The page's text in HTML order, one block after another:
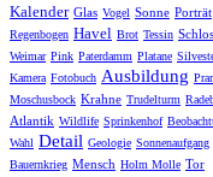
Kalender Glas Vogel Sonne Porträt
Regenbogen Havel Brot Tessin
Weimar Pink Paterdamm Platane
Kamera Fotobuch Ausbildung
Moschusbock Krahne Trudelturm
Atlantik Wildlife Sprinkenhof
Wahl Detail Geologie Sonnenaufgang
Bauernkrieg Mensch Holm Molle Tor